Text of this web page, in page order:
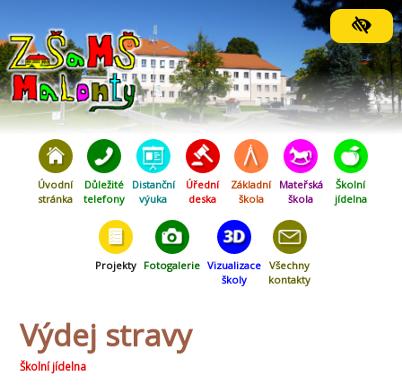
Úvodní
stránka
Důležité
telefony
Distanční
výuka
Úřední
deska
Základní
škola
Mateřská
škola
Školní
jídelna
Projekty Fotogalerie Vizualizace
školy
Všechny
kontakty
Výdej stravy
Školní jídelna